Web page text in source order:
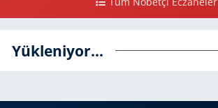
Yükleniyor...